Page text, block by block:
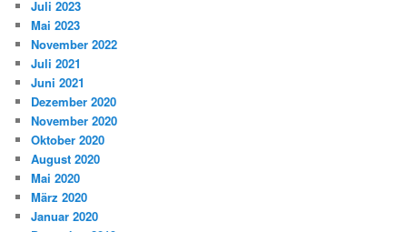
Juli 2023
Mai 2023
November 2022
Juli 2021
Juni 2021
Dezember 2020
November 2020
Oktober 2020
August 2020
Mai 2020
März 2020
Januar 2020